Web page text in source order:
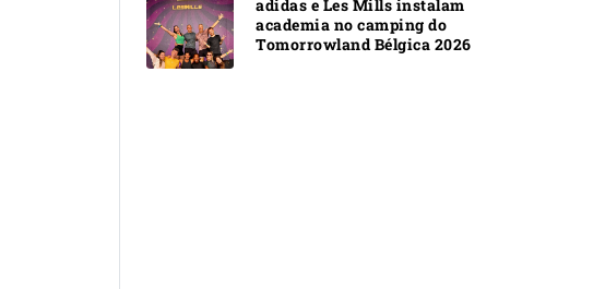
adidas e Les Mills instalam
academia no camping do
Tomorrowland Bélgica 2026